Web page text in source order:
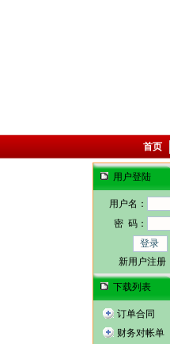
首页
用户登陆
用户名：
密 码：
新用户注册
下载列表
订单合同
财务对帐单